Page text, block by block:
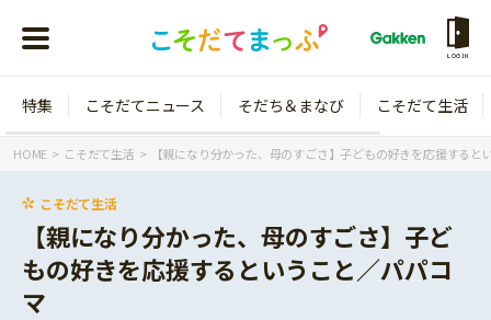
LOGIN
年齢から探す
特集 こそだてニュース そだち＆まなび こそだて生活
HOME こそだて生活 【親になり分かった、母のすごさ】子どもの好きを応援すると
こそだて生活
【親になり分かった、母のすごさ】子ど
もの好きを応援するということ／パパコ
マ